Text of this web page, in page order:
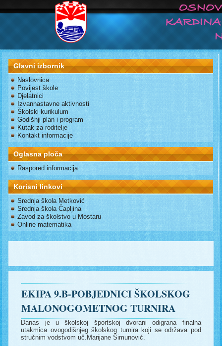
Glavni izbornik
Naslovnica
Povijest škole
Djelatnici
Izvannastavne aktivnosti
Školski kurikulum
Godišnji plan i program
Kutak za roditelje
Kontakt informacije
Oglasna ploča
Raspored informacija
Korisni linkovi
Srednja škola Metković
Srednja škola Čapljina
Zavod za školstvo u Mostaru
Online matematika
EKIPA 9.B-POBJEDNICI ŠKOLSKOG
MALONOGOMETNOG TURNIRA
Danas je u školskoj športskoj dvorani odigrana finalna
utakmica ovogodišnjeg školskog turnira koji se održava pod
stručnim vodstvom uč.Marijane Šimunović.